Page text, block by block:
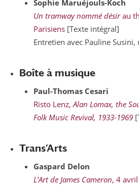
Sophie Maruéjouls-Koch
Un tramway nommé désirau
Parisiens [Texte intégral]
Entretien avec Pauline Susini,
Boîte à musique
Paul-Thomas Cesari
Risto Lenz,Alan Lomax, the
Folk Music Revival, 1933-1969
Trans’Arts
Gaspard Delon
L’Art de James Cameron, 4